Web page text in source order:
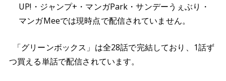
UP!・ジャンプ+・マンガPark・サンデーうぇぶり・
マンガMeeでは現時点で配信されていません。
「グリーンボックス」は全28話で完結しており、1話ず
つ買える単話で配信されています。